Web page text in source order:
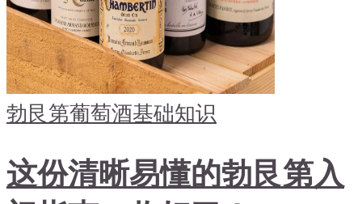
勃艮第葡萄酒基础知识
这份清晰易懂的勃艮第入